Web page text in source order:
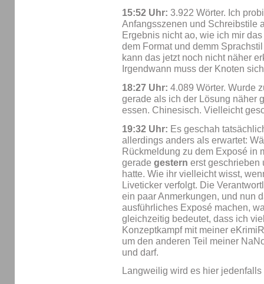
15:52 Uhr: 3.922 Wörter. Ich
Anfangsszenen und Schreibstile
Ergebnis nicht ao, wie ich mir
dem Format und demm
kann das jetzt noch nicht näher
Irgendwann muss der Knoten
18:27 Uhr: 4.089 Wörter. Wurde
gerade als ich der Lösung näher
essen. Chinesisch. Vielleicht
19:32 Uhr: Es geschah
allerdings anders als erwartet:
Rückmeldung zu dem Exposé in
gerade gestern erst geschrieben
hatte. Wie ihr vielleicht wisst,
Liveticker verfolgt. Die
ein paar Anmerkungen, und nun
ausführliches Exposé machen,
gleichzeitig bedeutet, dass ich
Konzeptkampf mit meiner
um den anderen Teil meiner
und darf.
Langweilig wird es hier jedenfalls